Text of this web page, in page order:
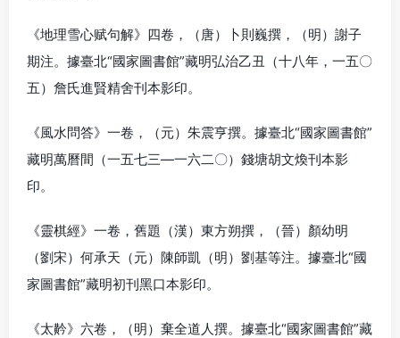
《地理雪心赋句解》四卷，（唐）卜則巍撰，（明）謝子
期注。據臺北“國家圖書館”藏明弘治乙丑（十八年，一五〇
五）詹氏進賢精舍刊本影印。
《風水問答》一卷，（元）朱震亨撰。據臺北“國家圖書館”
藏明萬曆間（一五七三—一六二〇）錢塘胡文煥刊本影
印。
《靈棋經》一卷，舊題（漢）東方朔撰，（晉）顏幼明
（劉宋）何承天（元）陳師凱（明）劉基等注。據臺北“國
家圖書館”藏明初刊黑口本影印。
《太黅》六卷，（明）棄全道人撰。據臺北“國家圖書館”藏